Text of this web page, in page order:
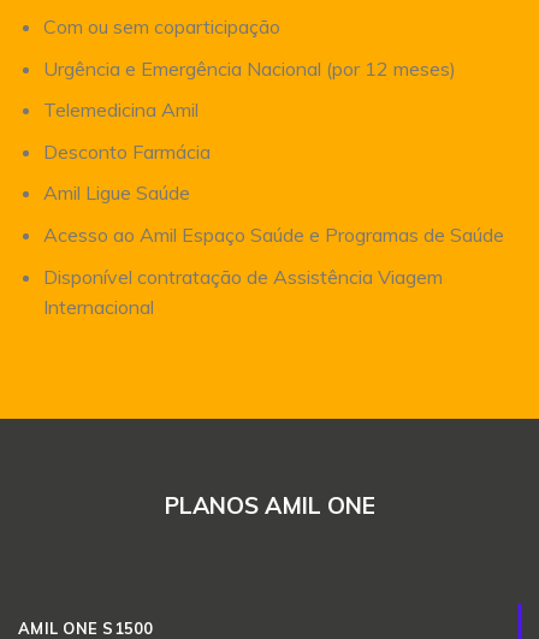
Com ou sem coparticipação
Urgência e Emergência Nacional (por 12 meses)
Telemedicina Amil
Desconto Farmácia
Amil Ligue Saúde
Acesso ao Amil Espaço Saúde e Programas de Saúde
Disponível contratação de Assistência Viagem
Internacional
PLANOS AMIL ONE
AMIL ONE S1500